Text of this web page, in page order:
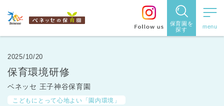
保育園を
探す
保育園を探す
名から探
2025/10/20
保育環境研修
ベネッセ 王子神谷保育園
こどもにとって心地よい「園内環境」